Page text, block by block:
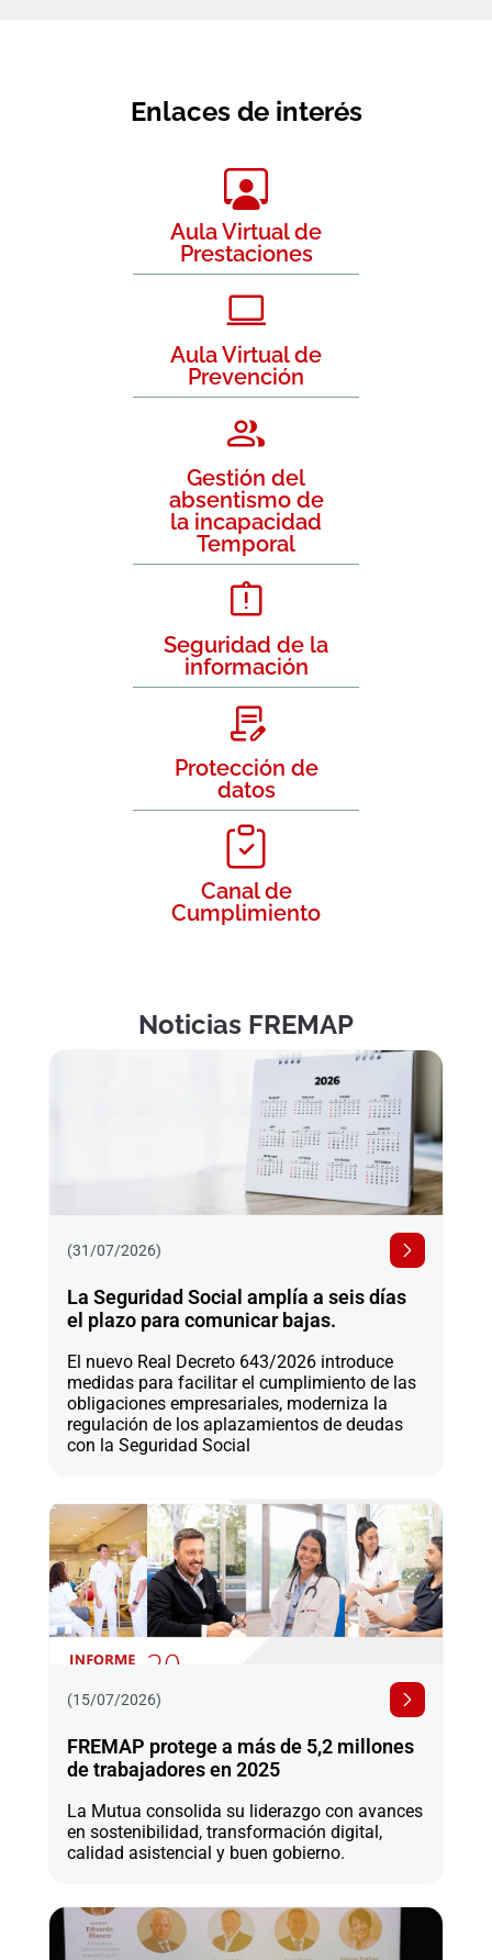
Enlaces de interés
Aula Virtual de
Prestaciones
Aula Virtual de
Prevención
Gestión del
absentismo de
la incapacidad
Temporal
Seguridad de la
información
Protección de
datos
Canal de
Cumplimiento
Noticias FREMAP
(31/07/2026)
La Seguridad Social amplía a seis días
el plazo para comunicar bajas.
El nuevo Real Decreto 643/2026 introduce
medidas para facilitar el cumplimiento de las
obligaciones empresariales, moderniza la
regulación de los aplazamientos de deudas
con la Seguridad Social
(15/07/2026)
FREMAP protege a más de 5,2 millones
de trabajadores en 2025
La Mutua consolida su liderazgo con avances
en sostenibilidad, transformación digital,
calidad asistencial y buen gobierno.